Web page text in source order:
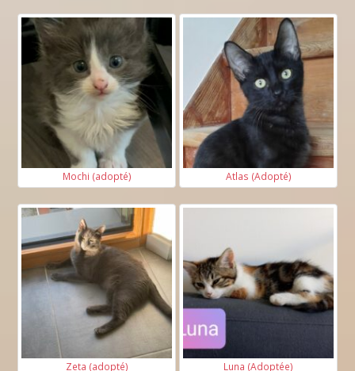
Mochi (adopté) Atlas (Adopté)
Zeta (adopté) Luna (Adoptée)